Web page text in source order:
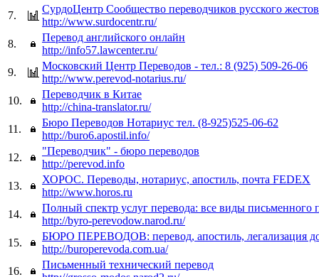
7.
СурдоЦентр Сообщество переводчиков русского
http://www.surdocentr.ru/
8.
Перевод английского онлайн
http://info57.lawcenter.ru/
9.
Московский Центр Переводов - тел.: 8 (925) 509-26-06
http://www.perevod-notarius.ru/
10.
Переводчик в Китае
http://china-translator.ru/
11.
Бюро Переводов Нотариус тел. (8-925)525-06-62
http://buro6.apostil.info/
12.
"Переводчик" - бюро переводов
http://perevod.info
13.
ХОРОС. Переводы, нотариус, апостиль, почта FEDEX
http://www.horos.ru
14.
Полный спектр услуг перевода: все виды письменного
http://byro-perevodow.narod.ru/
15.
БЮРО ПЕРЕВОДОВ: перевод, апостиль, легализация
http://buroperevoda.com.ua/
16.
Письменный технический перевод